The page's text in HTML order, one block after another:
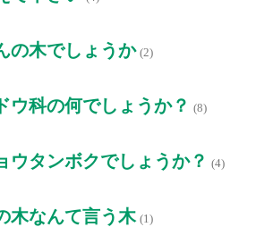
の木でしょうか (2)
ウ科の何でしょうか？ (8)
ウタンボクでしょうか？ (4)
木なんて言う木 (1)